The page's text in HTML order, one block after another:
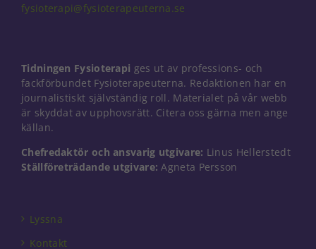
fysioterapi@fysioterapeuterna.se
Tidningen Fysioterapi ges ut av professions- och
fackförbundet Fysioterapeuterna. Redaktionen har en
journalistiskt självständig roll. Materialet på vår webb
är skyddat av upphovsrätt. Citera oss gärna men ange
källan.
Chefredaktör och ansvarig utgivare: Linus Hellerstedt
Ställföreträdande utgivare: Agneta Persson
Lyssna
Kontakt